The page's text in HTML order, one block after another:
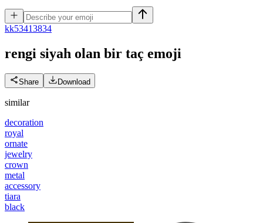
kk53413834
rengi siyah olan bir taç emoji
Share Download
similar
decoration
royal
ornate
jewelry
crown
metal
accessory
tiara
black